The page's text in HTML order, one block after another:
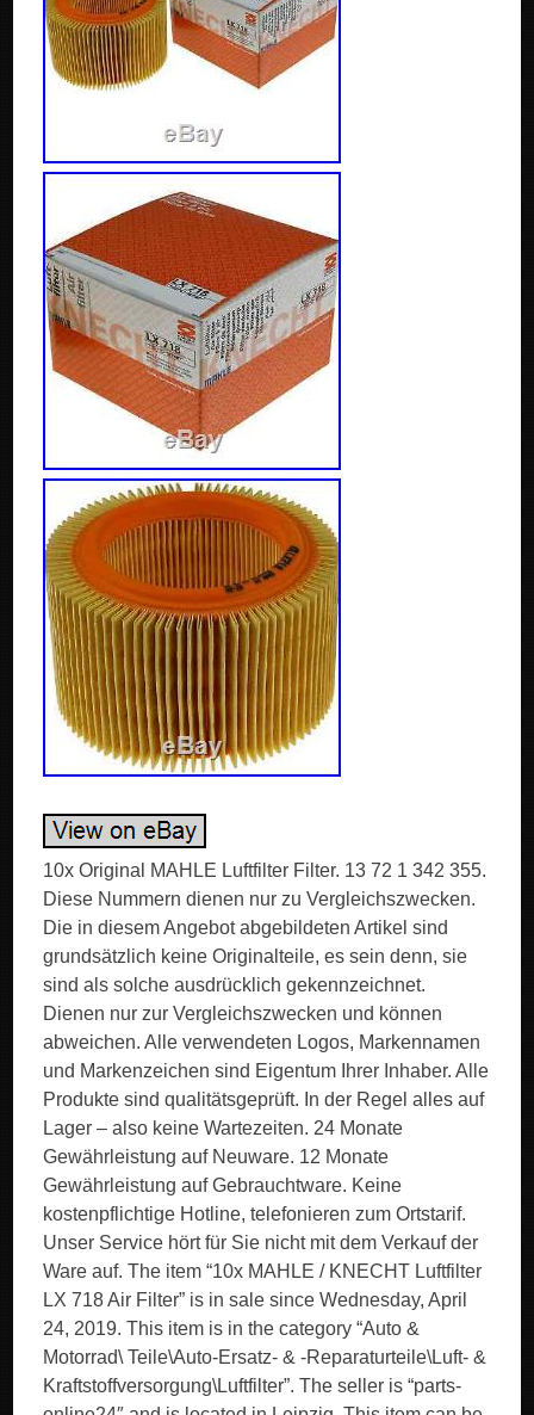
10x Original MAHLE Luftfilter Filter. 13 72 1 342 355.
Diese Nummern dienen nur zu Vergleichszwecken.
Die in diesem Angebot abgebildeten Artikel sind
grundsätzlich keine Originalteile, es sein denn, sie
sind als solche ausdrücklich gekennzeichnet.
Dienen nur zur Vergleichszwecken und können
abweichen. Alle verwendeten Logos, Markennamen
und Markenzeichen sind Eigentum Ihrer Inhaber. Alle
Produkte sind qualitätsgeprüft. In der Regel alles auf
Lager – also keine Wartezeiten. 24 Monate
Gewährleistung auf Neuware. 12 Monate
Gewährleistung auf Gebrauchtware. Keine
kostenpflichtige Hotline, telefonieren zum Ortstarif.
Unser Service hört für Sie nicht mit dem Verkauf der
Ware auf. The item “10x MAHLE / KNECHT Luftfilter
LX 718 Air Filter” is in sale since Wednesday, April
24, 2019. This item is in the category “Auto &
Motorrad\ Teile\Auto-Ersatz- & -Reparaturteile\Luft- &
Kraftstoffversorgung\Luftfilter”. The seller is “parts-